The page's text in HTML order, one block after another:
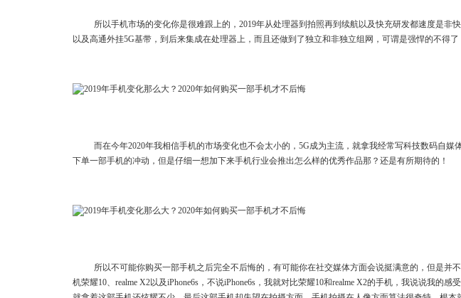
所以手机市场的变化你是很难跟上的，2019年从处理器到拍照再到续航以及快充研发都速度是非
以及高通外挂5G基带，到后来集成在处理器上，而且还做到了独立和非独立组网，可谓是强悍的不得了
而在今年2020年我相信手机的市场变化也不会太小的，5G成为主流，就拿我经常写科技数码自媒
下单一部手机的冲动，但是仔细一想加下来手机行业会推出怎么样的优秀作品那？还是有所期待的！
所以不可能你购买一部手机之后完全不后悔的，有可能你在社交媒体方面会说挺满意的，但是并
机荣耀10、realme X2以及iPhone6s，不说iPhone6s，我就对比荣耀10和realme X2的手机，我说说我的感